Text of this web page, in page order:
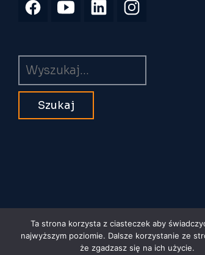
© 2026
Ta strona korzysta z ciasteczek aby
najwyższym poziomie. Dalsze korzystanie ze
że zgadzasz się na ich użycie.